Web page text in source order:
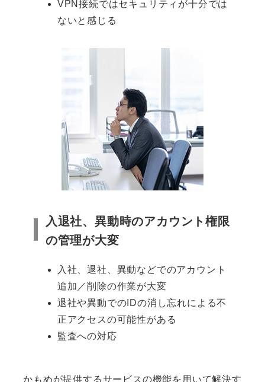
VPN接続ではセキュリティが十分では
ないと感じる
入退社、異動時のアカウント権限
の管理が大変
入社、退社、異動などでのアカウント
追加／削除の作業が大変
退社や異動でのIDの消し忘れによる不
正アクセスの可能性がある
監査への対応
かもめが提供するサービスの機能を用いて解決す